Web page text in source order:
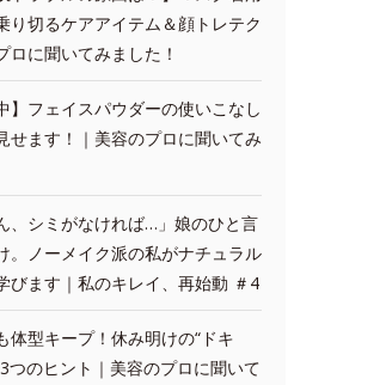
り切るケアアイテム＆顔トレテク
ロに聞いてみました！
】フェイスパウダーの使いこなし
せます！｜美容のプロに聞いてみ
、シミがなければ…」娘のひと言
。ノーメイク派の私がナチュラル
びます｜私のキレイ、再始動 ＃4
体型キープ！休み明けの“ドキ
つのヒント｜美容のプロに聞いて